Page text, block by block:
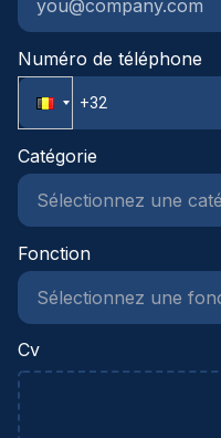
Numéro de téléphone
Catégorie
Fonction
Cv